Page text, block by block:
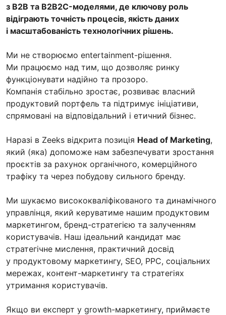
з B2B та B2B2C-моделями, де ключову роль
відіграють точність процесів, якість даних
і масштабованість технологічних рішень.
Ми не створюємо entertainment-рішення.
Ми працюємо над тим, що дозволяє ринку
функціонувати надійно та прозоро.
Компанія стабільно зростає, розвиває власний
продуктовий портфель та підтримує ініціативи,
спрямовані на відповідальний і етичний бізнес.
Наразі в Zeeks відкрита позиція Head of Marketing,
який (яка) допоможе нам забезпечувати зростання
проєктів за рахунок органічного, комерційного
трафіку та через побудову сильного бренду.
Ми шукаємо висококваліфікованого та динамічного
управлінця, який керуватиме нашим продуктовим
маркетингом, бренд-стратегією та залученням
користувачів. Наш ідеальний кандидат має
стратегічне мислення, практичний досвід
у продуктовому маркетингу, SEO, PPC, соціальних
мережах, контент-маркетингу та стратегіях
утримання користувачів.
Якщо ви експерт у growth-маркетингу, приймаєте